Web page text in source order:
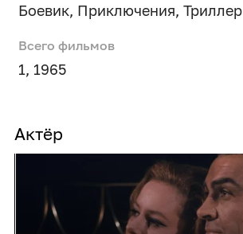
Боевик, Приключения, Триллер
Всего фильмов
1, 1965
Актёр